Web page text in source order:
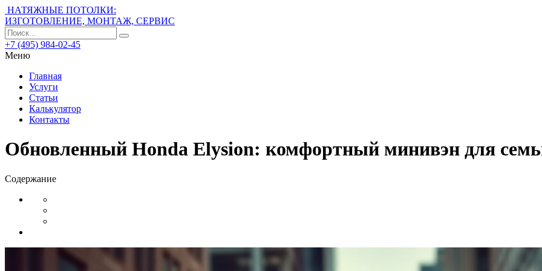
НАТЯЖНЫЕ ПОТОЛКИ:
ИЗГОТОВЛЕНИЕ, МОНТАЖ, СЕРВИС
+7 (495) 984-02-45
Меню
Главная
Услуги
Статьи
Калькулятор
Контакты
Обновленный Honda Elysion: комфортный минивэн для
Содержание